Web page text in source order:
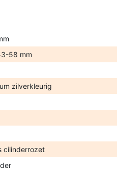
58 mm
zilverkleurig
cilinderrozet